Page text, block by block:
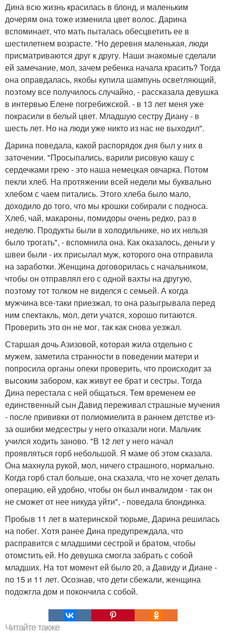
Дина всю жизнь красилась в блонд, и маленьким
дочерям она тоже изменила цвет волос. Дарина
вспоминает, что мать пыталась обесцветить ее в
шестилетнем возрасте. "Но деревня маленькая, люди
присматриваются друг к другу. Наши знакомые сделали
ей замечание, мол, зачем ребенка начала красить? Тогда
она оправдалась, якобы купила шампунь осветляющий,
поэтому все получилось случайно, - рассказала девушка
в интервью Елене погребижской. - в 13 лет меня уже
покрасили в белый цвет. Младшую сестру Диану - в
шесть лет. Но на люди уже никто из нас не выходил".
Дарина поведала, какой распорядок дня был у них в
заточении. "Просыпались, варили рисовую кашу с
сердечками грею - это наша немецкая овчарка. Потом
пекли хлеб. На протяжении всей недели мы буквально
хлебом с чаем питались. Этого хлеба было мало,
доходило до того, что мы крошки собирали с подноса.
Хлеб, чай, макароны, помидоры очень редко, раз в
неделю. Продукты были в холодильнике, но их нельзя
было трогать", - вспомнила она. Как оказалось, деньги у
швеи были - их присылал муж, которого она отправила
на заработки. Женщина договорилась с начальником,
чтобы он отправлял его с одной вахты на другую,
поэтому тот толком не виделся с семьей. А когда
мужчина все-таки приезжал, то она разыгрывала перед
ним спектакль, мол, дети учатся, хорошо питаются.
Проверить это он не мог, так как снова уезжал.
Старшая дочь Азизовой, которая жила отдельно с
мужем, заметила странности в поведении матери и
попросила органы опеки проверить, что происходит за
высоким забором, как живут ее брат и сестры. Тогда
Дина перестала с ней общаться. Тем временем ее
единственный сын Давид переживал страшные мучения
- после прививки от полиомиелита в раннем детстве из-
за ошибки медсестры у него отказали ноги. Мальчик
учился ходить заново. "В 12 лет у него начал
проявляться горб небольшой. Я маме об этом сказала.
Она махнула рукой, мол, ничего страшного, нормально.
Когда горб стал больше, она сказала, что не хочет делать
операцию, ей удобно, чтобы он был инвалидом - так он
не сможет от нее никуда уйти", - поведала блондинка.
Пробыв 11 лет в материнской тюрьме, Дарина решилась
на побег. Хотя ранее Дина предупреждала, что
расправится с младшими сестрой и братом, чтобы
отомстить ей. Но девушка смогла забрать с собой
младших. На тот момент ей было 20, а Давиду и Диане -
по 15 и 11 лет. Осознав, что дети сбежали, женщина
подожгла дом и покончила с собой.
Читайте также